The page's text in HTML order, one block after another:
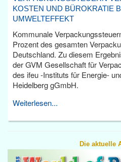
KOSTEN UND BÜROKRATIE
UMWELTEFFEKT
Kommunale
Prozent des gesamten
Deutschland. Zu diesem
der GVM Gesellschaft für
des ifeu -Instituts für Energie-
Heidelberg gGmbH.
Weiterlesen...
Die aktuelle